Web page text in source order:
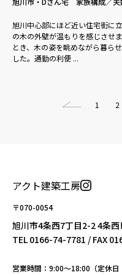
旭川中心部にほど近い住宅街に
の木の外壁が温もりを感じさせ
とき、木の姿を眺めながら暮ら
した。通勤の利便 ...
1 2
アクト建築工房
〒070-0054
旭川市4条西7丁目2-2 4条
TEL 0166-74-7781 / FAX
営業時間：9:00〜18:00（定休日